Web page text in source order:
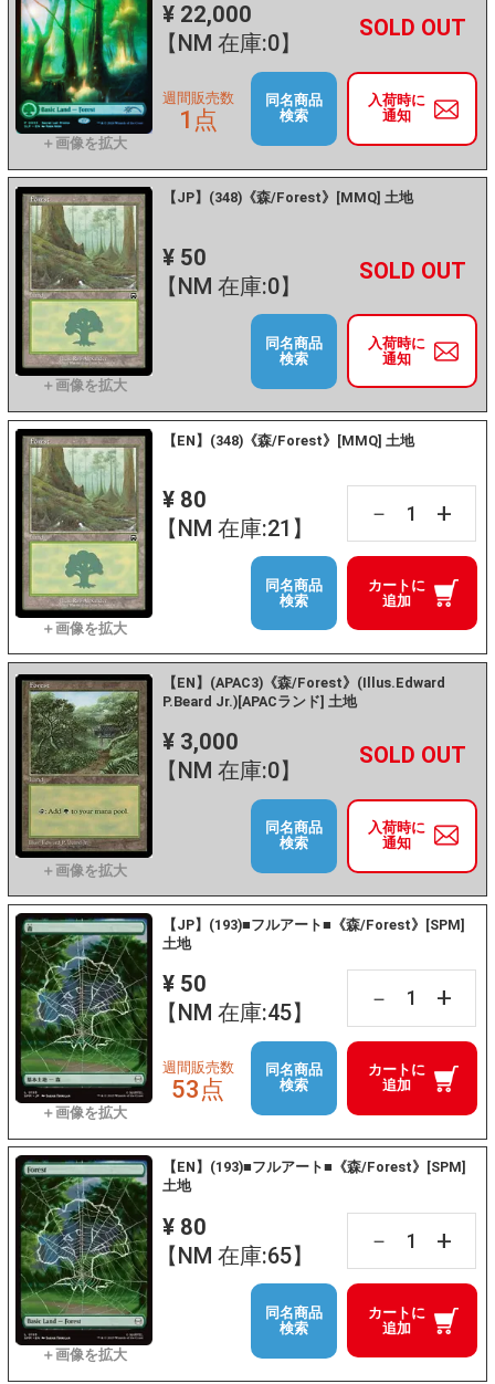
¥ 22,000
【NM 在庫:0】
－ +
入荷時に
通知
週間販売数
1点
同名商品
検索
【JP】(348)《森/Forest》[MMQ] 土地
¥ 50
【NM 在庫:0】
－ +
入荷時に
通知
同名商品
検索
【EN】(348)《森/Forest》[MMQ] 土地
¥ 80
【NM 在庫:21】
－ +
カートに
追加
同名商品
検索
【EN】(APAC3)《森/Forest》(Illus.Edward
P.Beard Jr.)[APACランド] 土地
¥ 3,000
【NM 在庫:0】
－ +
入荷時に
通知
同名商品
検索
【JP】(193)■フルアート■《森/Forest》[SPM]
土地
¥ 50
【NM 在庫:45】
－ +
カートに
追加
週間販売数
53点
同名商品
検索
【EN】(193)■フルアート■《森/Forest》[SPM]
土地
¥ 80
【NM 在庫:65】
－ +
カートに
追加
同名商品
検索